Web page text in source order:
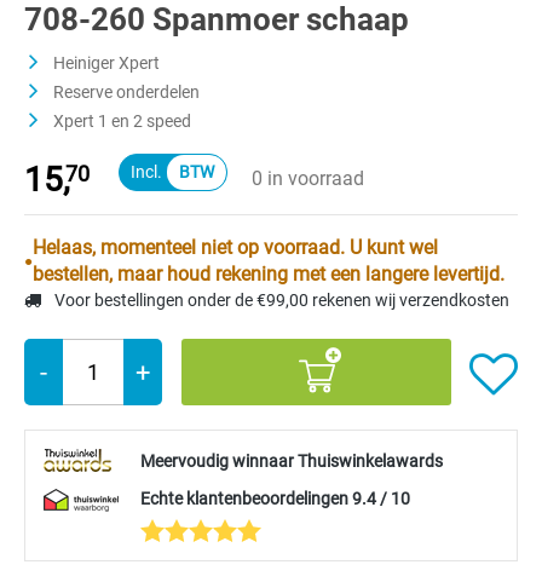
708-260 Spanmoer schaap
Heiniger Xpert
Reserve onderdelen
Xpert 1 en 2 speed
15,70 0 in voorraad
Helaas, momenteel niet op voorraad. U kunt wel
bestellen, maar houd rekening met een langere levertijd.
Voor bestellingen onder de €99,00 rekenen wij verzendkosten
- +
Meervoudig winnaar Thuiswinkelawards
Echte klantenbeoordelingen 9.4 / 10